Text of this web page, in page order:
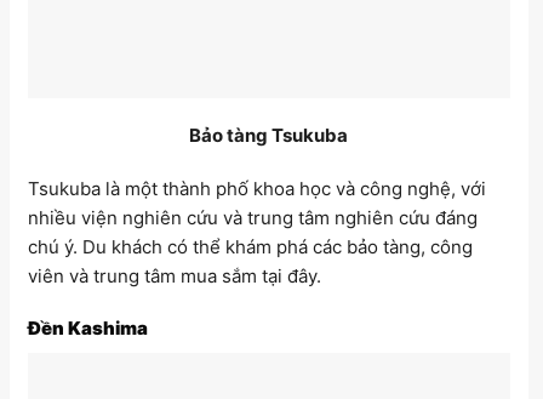
Bảo tàng Tsukuba
Tsukuba là một thành phố khoa học và công nghệ, với
nhiều viện nghiên cứu và trung tâm nghiên cứu đáng
chú ý. Du khách có thể khám phá các bảo tàng, công
viên và trung tâm mua sắm tại đây.
Đền Kashima